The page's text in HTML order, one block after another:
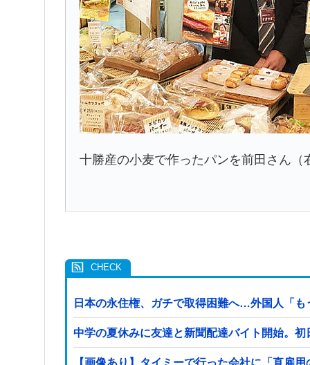
十勝産の小麦で作ったパンを前田さん
日本の永住権、ガチで取得困難へ…外国人「も
中学の夏休みに友達と新聞配達バイト開始。
【画像あり】タイミーで行った会社に「直雇